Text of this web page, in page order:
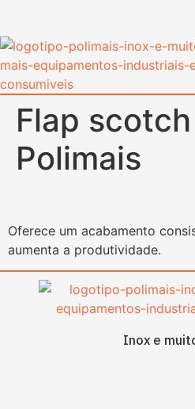
Flap scotch |
Polimais
Oferece um acabamento
aumenta a produtividade.
Inox e